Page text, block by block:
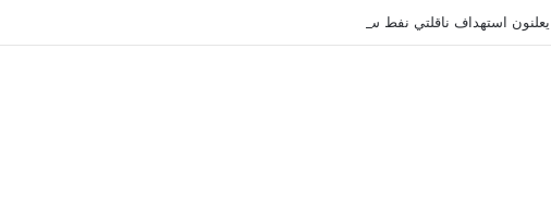
استهداف ناقلتي نفط سعوديتين